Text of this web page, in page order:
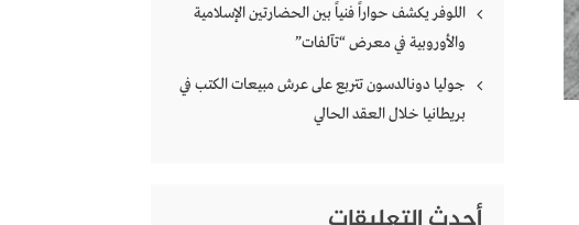
اللوفر يكشف حواراً فنياً بين الحضارتين الإسلامية
والأوروبية في معرض “تآلفات”
جوليا دونالدسون تتربع على عرش مبيعات الكتب في
بريطانيا خلال العقد الحالي